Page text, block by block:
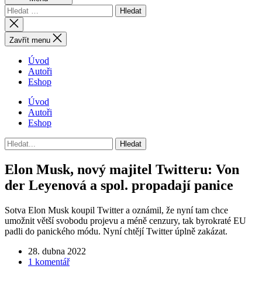
Výsledky
vyhledávání:
Zavřít
vyhledávání
Zavřít menu
Úvod
Autoři
Eshop
Úvod
Autoři
Eshop
Elon Musk, nový majitel Twitteru: Von
der Leyenová a spol. propadají panice
Sotva Elon Musk koupil Twitter a oznámil, že nyní tam chce
umožnit větší svobodu projevu a méně cenzury, tak byrokraté EU
padli do panického módu. Nyní chtějí Twitter úplně zakázat.
Datum
příspěvku
28. dubna 2022
1 komentářu